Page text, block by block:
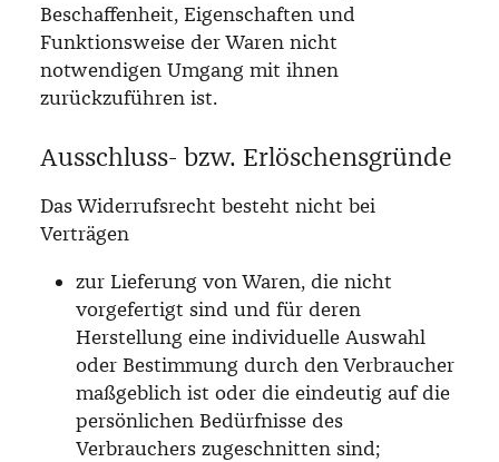
Beschaffenheit, Eigenschaften und
Funktionsweise der Waren nicht
notwendigen Umgang mit ihnen
zurückzuführen ist.
Ausschluss- bzw. Erlöschensgründe
Das Widerrufsrecht besteht nicht bei
Verträgen
zur Lieferung von Waren, die nicht
vorgefertigt sind und für deren
Herstellung eine individuelle Auswahl
oder Bestimmung durch den Verbraucher
maßgeblich ist oder die eindeutig auf die
persönlichen Bedürfnisse des
Verbrauchers zugeschnitten sind;